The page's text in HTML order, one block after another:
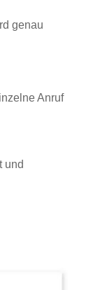
genau
Anruf
und